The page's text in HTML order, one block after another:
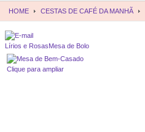
HOME CESTAS DE CAFÉ DA MANHÃ
Lírios e RosasMesa de Bolo
Clique para ampliar